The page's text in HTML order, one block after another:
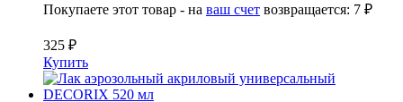
Покупаете этот товар - на ваш счет возвращается: 7 ₽
325 ₽
Купить